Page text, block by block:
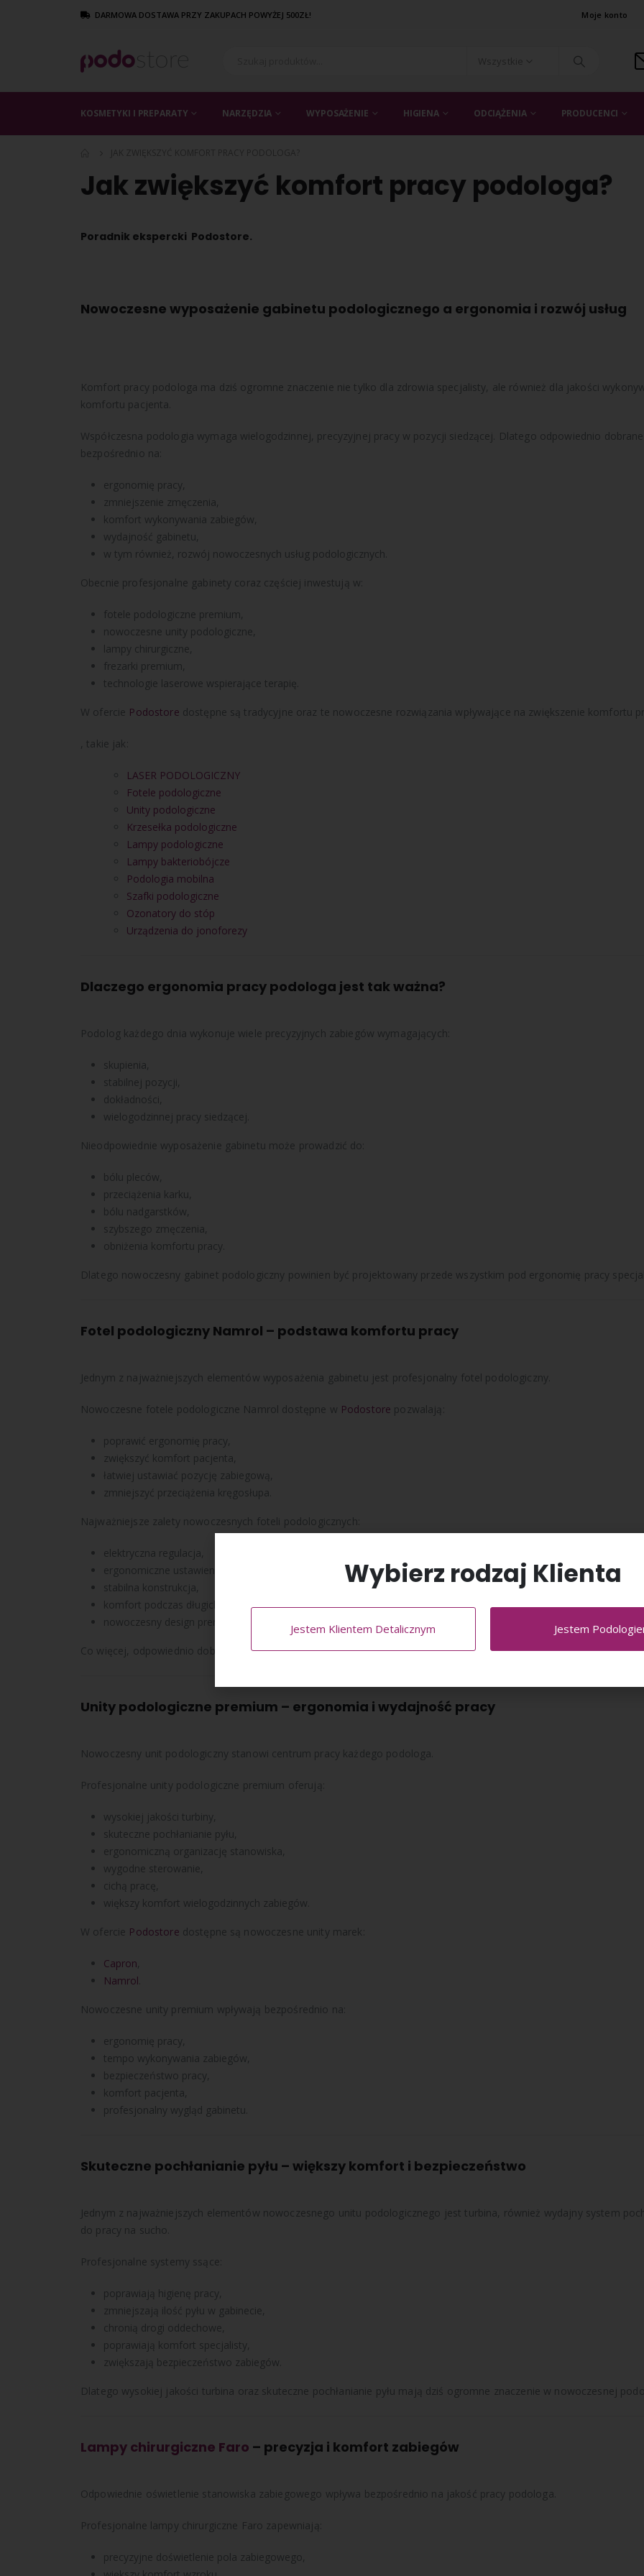
DARMOWA DOSTAWA PRZY ZAKUPACH POWYŻEJ 500ZŁ! Moje konto
KOSMETYKI I PREPARATY NARZĘDZIA WYPOSAŻENIE HIGIENA ODCIĄŻENIA PRODUCENCI
Jak zwiększyć komfort pracy podologa?
Poradnik ekspercki Podostore.
Nowoczesne wyposażenie gabinetu podologicznego a ergonomia i rozwój usług
Komfort pracy podologa ma dziś ogromne znaczenie nie tylko dla zdrowia specjalisty, ale również dla jakości
komfortu pacjenta.
Współczesna podologia wymaga wielogodzinnej, precyzyjnej pracy w pozycji siedzącej. Dlatego odpowiednio
bezpośrednio na:
ergonomię pracy,
zmniejszenie zmęczenia,
komfort wykonywania zabiegów,
wydajność gabinetu,
w tym również, rozwój nowoczesnych usług podologicznych.
Obecnie profesjonalne gabinety coraz częściej inwestują w:
fotele podologiczne premium,
nowoczesne unity podologiczne,
lampy chirurgiczne,
frezarki premium,
technologie laserowe wspierające terapię.
W ofercie Podostore dostępne są tradycyjne oraz te nowoczesne rozwiązania wpływające na zwiększenie komfortu
, takie jak:
LASER PODOLOGICZNY
Fotele podologiczne
Unity podologiczne
Krzesełka podologiczne
Lampy podologiczne
Lampy bakteriobójcze
Podologia mobilna
Szafki podologiczne
Ozonatory do stóp
Urządzenia do jonoforezy
Dlaczego ergonomia pracy podologa jest tak ważna?
Podolog każdego dnia wykonuje wiele precyzyjnych zabiegów wymagających:
skupienia,
stabilnej pozycji,
dokładności,
wielogodzinnej pracy siedzącej.
Nieodpowiednie wyposażenie gabinetu może prowadzić do:
bólu pleców,
przeciążenia karku,
bólu nadgarstków,
szybszego zmęczenia,
obniżenia komfortu pracy.
Dlatego nowoczesny gabinet podologiczny powinien być projektowany przede wszystkim pod ergonomię pracy
Fotel podologiczny Namrol – podstawa komfortu pracy
Jednym z najważniejszych elementów wyposażenia gabinetu jest profesjonalny fotel podologiczny.
Nowoczesne fotele podologiczne Namrol dostępne w Podostore pozwalają:
poprawić ergonomię pracy,
zwiększyć komfort pacjenta,
łatwiej ustawiać pozycję zabiegową,
zmniejszyć przeciążenia kręgosłupa.
Najważniejsze zalety nowoczesnych foteli podologicznych:
elektryczna regulacja,
ergonomiczne ustawienie nóg pacjenta,
stabilna konstrukcja,
komfort podczas długich zabiegów,
nowoczesny design premium.
Co więcej, odpowiednio dobrany fotel podologiczny znacząco poprawia organizację codziennej pracy gabinetu.
Unity podologiczne premium – ergonomia i wydajność pracy
Nowoczesny unit podologiczny stanowi centrum pracy każdego podologa.
Profesjonalne unity podologiczne premium oferują:
wysokiej jakości turbiny,
skuteczne pochłanianie pyłu,
ergonomiczną organizację stanowiska,
wygodne sterowanie,
cichą pracę,
większy komfort wielogodzinnych zabiegów.
W ofercie Podostore dostępne są nowoczesne unity marek:
Capron,
Namrol
Nowoczesne unity premium wpływają bezpośrednio na:
ergonomię pracy,
tempo wykonywania zabiegów,
bezpieczeństwo pracy,
komfort pacjenta,
profesjonalny wygląd gabinetu.
Skuteczne pochłanianie pyłu – większy komfort i bezpieczeństwo
Jednym z najważniejszych elementów nowoczesnego unitu podologicznego jest turbina, również wydajny system
do pracy na sucho.
Profesjonalne systemy ssące:
poprawiają higienę pracy,
zmniejszają ilość pyłu w gabinecie,
chronią drogi oddechowe,
poprawiają komfort specjalisty,
zwiększają bezpieczeństwo zabiegów.
Dlatego wysokiej jakości turbina oraz skuteczne pochłanianie pyłu mają dziś ogromne znaczenie w nowoczesnej
Lampy chirurgiczne Faro – precyzja i komfort zabiegów
Odpowiednie oświetlenie stanowiska zabiegowego wpływa bezpośrednio na jakość pracy podologa.
Profesjonalne lampy chirurgiczne Faro zapewniają:
precyzyjne doświetlenie pola zabiegowego,
Wybierz rodzaj Klienta
Jestem Klientem Detalicznym Jestem